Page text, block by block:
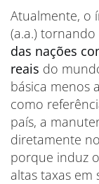
Atualmente, o
(a.a.) tornando
das nações
reais do
básica menos
como
país, a
diretamente
porque induz
altas taxas em